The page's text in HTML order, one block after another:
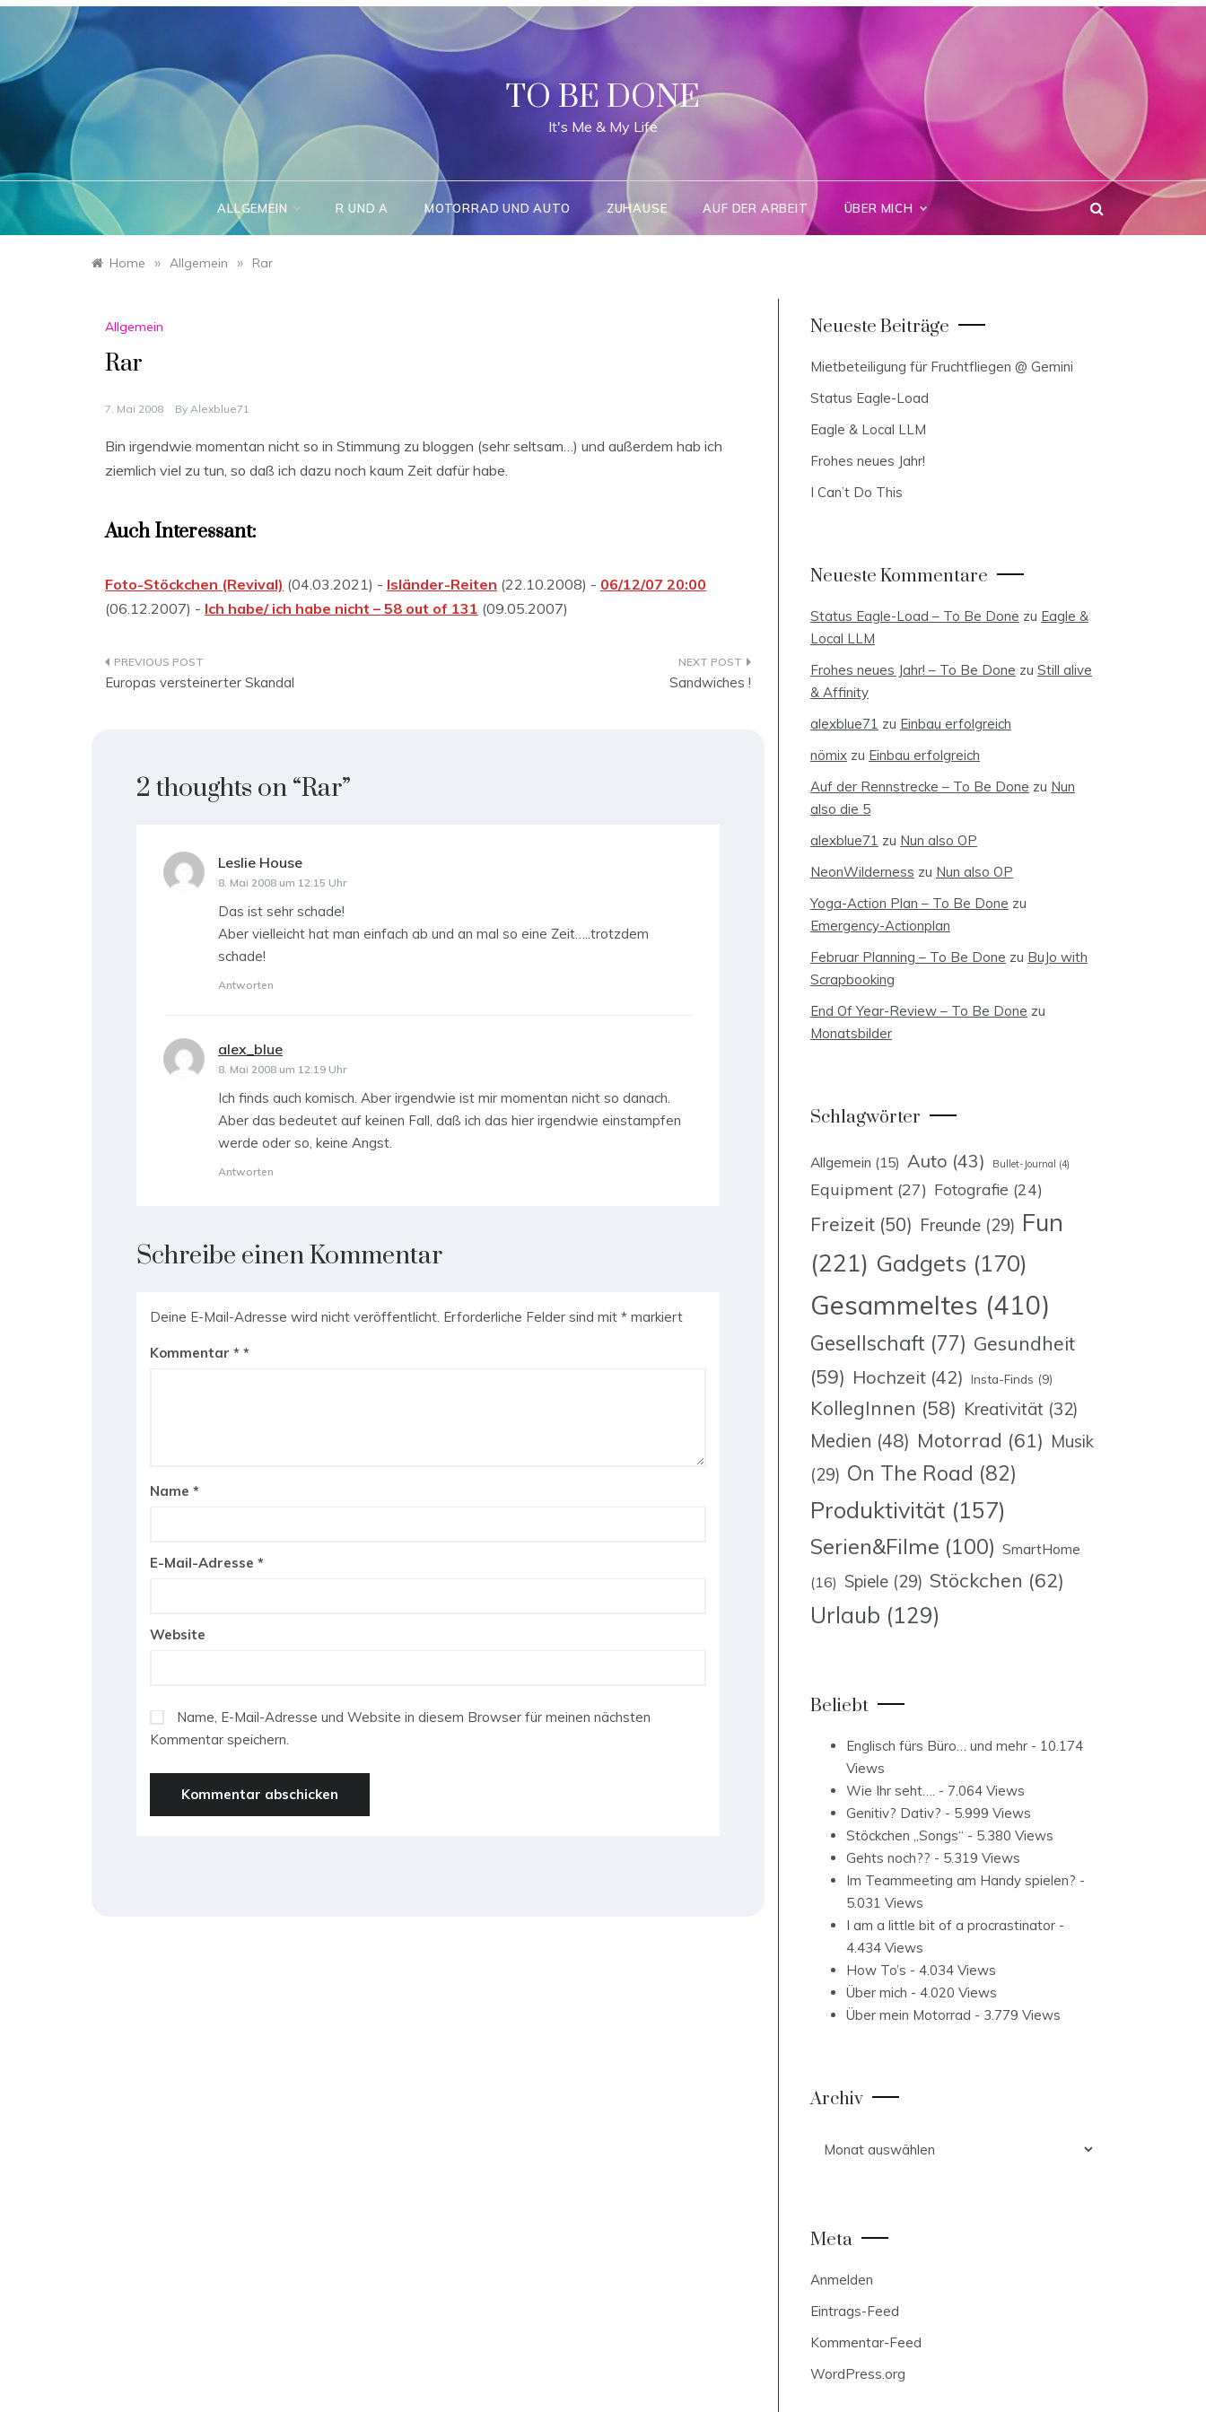
Skip
TO BE DONE
It's Me & My Life
ALLGEMEIN R UND A MOTORRAD UND AUTO ZUHAUSE AUF DER ARBEIT ÜBER MICH
Home » Allgemein » Rar
Allgemein
Rar
7. Mai 2008 By Alexblue71
Bin irgendwie momentan nicht so in Stimmung zu bloggen (sehr seltsam…) und außerdem hab ich
ziemlich viel zu tun, so daß ich dazu noch kaum Zeit dafür habe.
Auch Interessant:
Foto-Stöckchen (Revival) (04.03.2021) - Isländer-Reiten (22.10.2008) - 06/12/07 20:00
(06.12.2007) - Ich habe/ ich habe nicht – 58 out of 131 (09.05.2007)
Beitragsnavigation
Europas versteinerter Skandal Sandwiches !
2 thoughts on “Rar”
Leslie House
8. Mai 2008 um 12:15 Uhr
Das ist sehr schade!
Aber vielleicht hat man einfach ab und an mal so eine Zeit…..trotzdem
schade!
Antworten
alex_blue
8. Mai 2008 um 12:19 Uhr
Ich finds auch komisch. Aber irgendwie ist mir momentan nicht so danach.
Aber das bedeutet auf keinen Fall, daß ich das hier irgendwie einstampfen
werde oder so, keine Angst.
Antworten
Schreibe einen Kommentar
Deine E-Mail-Adresse wird nicht veröffentlicht. Erforderliche Felder sind mit * markiert
Kommentar *
Name *
E-Mail-Adresse *
Website
Name, E-Mail-Adresse und Website in diesem Browser für meinen nächsten
Kommentar speichern.
Neueste Beiträge
Mietbeteiligung für Fruchtfliegen @ Gemini
Status Eagle-Load
Eagle & Local LLM
Frohes neues Jahr!
I Can’t Do This
Neueste Kommentare
Status Eagle-Load – To Be Done zu Eagle &
Local LLM
Frohes neues Jahr! – To Be Done zu Still alive
& Affinity
alexblue71 zu Einbau erfolgreich
nömix zu Einbau erfolgreich
Auf der Rennstrecke – To Be Done zu Nun
also die 5
alexblue71 zu Nun also OP
NeonWilderness zu Nun also OP
Yoga-Action Plan – To Be Done zu
Emergency-Actionplan
Februar Planning – To Be Done zu BuJo with
Scrapbooking
End Of Year-Review – To Be Done zu
Monatsbilder
Schlagwörter
Allgemein (15) Auto (43) Bullet-Journal (4)
Equipment (27) Fotografie (24)
Freizeit (50) Freunde (29) Fun
(221) Gadgets (170)
Gesammeltes (410)
Gesellschaft (77) Gesundheit
(59) Hochzeit (42) Insta-Finds (9)
KollegInnen (58) Kreativität (32)
Medien (48) Motorrad (61) Musik
(29) On The Road (82)
Produktivität (157)
Serien&Filme (100) SmartHome
(16) Spiele (29) Stöckchen (62)
Urlaub (129)
Beliebt
Englisch fürs Büro… und mehr - 10.174
Views
Wie Ihr seht…. - 7.064 Views
Genitiv? Dativ? - 5.999 Views
Stöckchen „Songs“ - 5.380 Views
Gehts noch?? - 5.319 Views
Im Teammeeting am Handy spielen? -
5.031 Views
I am a little bit of a procrastinator -
4.434 Views
How To’s - 4.034 Views
Über mich - 4.020 Views
Über mein Motorrad - 3.779 Views
Archiv
Meta
Anmelden
Eintrags-Feed
Kommentar-Feed
WordPress.org